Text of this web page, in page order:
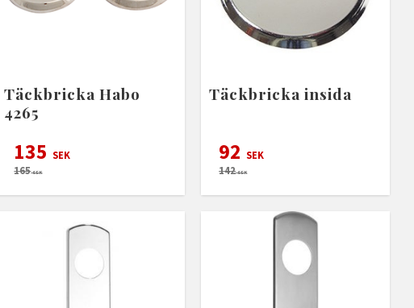
Täckbricka Habo
4265
135 SEK
165SEK
Täckbricka insida
92 SEK
142SEK